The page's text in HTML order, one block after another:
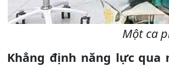
Một ca
Khẳng định năng lực qua